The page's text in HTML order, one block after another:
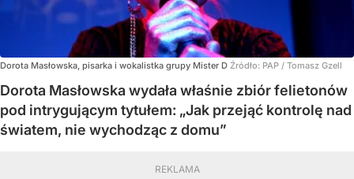
Dorota Masłowska, pisarka i wokalistka grupy Mister D Źródło: PAP / Tomasz Gzell
Dorota Masłowska wydała właśnie zbiór felietonów
pod intrygującym tytułem: „Jak przejąć kontrolę nad
światem, nie wychodząc z domu”